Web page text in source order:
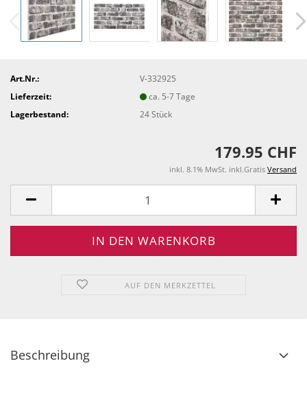
Art.Nr.:
V-332925
Lieferzeit:
ca. 5-7 Tage
Lagerbestand:
24Stück
179.95 CHF
inkl. 8.1% MwSt. inkl.Gratis Versand
AUF DEN MERKZETTEL
Beschreibung